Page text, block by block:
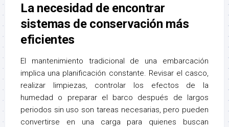
La necesidad de encontrar
sistemas de conservación más
eficientes
El mantenimiento tradicional de una embarcación
implica una planificación constante. Revisar el casco,
realizar limpiezas, controlar los efectos de la
humedad o preparar el barco después de largos
periodos sin uso son tareas necesarias, pero pueden
convertirse en una carga para quienes buscan